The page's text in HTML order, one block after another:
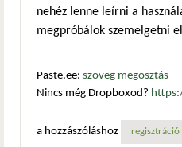
nehéz lenne leírni a
megpróbálok szemelgetni
Paste.ee: szöveg megosztás
Nincs még Dropboxod?
a hozzászóláshoz
regisztráció